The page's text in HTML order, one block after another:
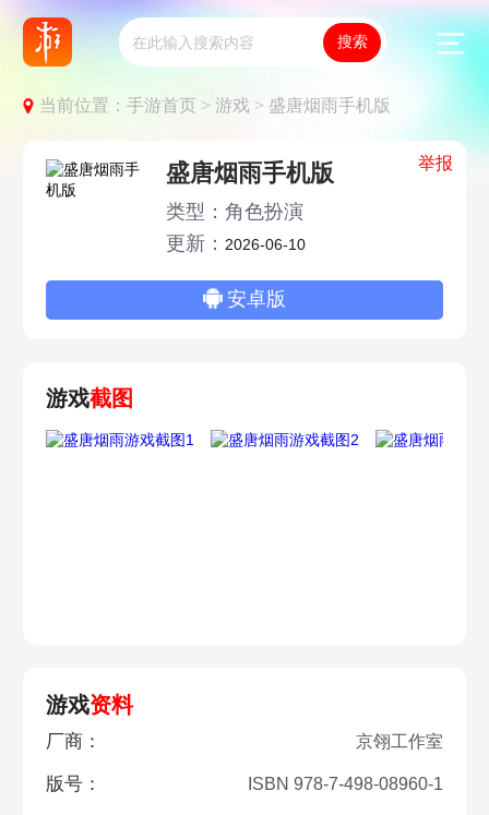
当前位置：手游首页 >游戏 > 盛唐烟雨手机版
举报
盛唐烟雨手机版
类型：角色扮演
更新：2026-06-10
安卓版
游戏截图
游戏资料
厂商： 京翎工作室
版号： ISBN 978-7-498-08960-1